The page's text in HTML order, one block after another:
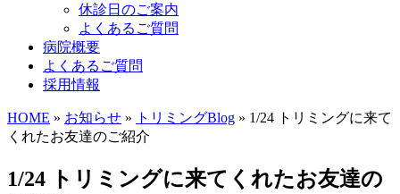
休診日のご案内
よくあるご質問
病院概要
よくあるご質問
採用情報
HOME » お知らせ » トリミングBlog » 1/24 トリミングに来て
くれたお友達のご紹介
1/24 トリミングに来てくれたお友達の